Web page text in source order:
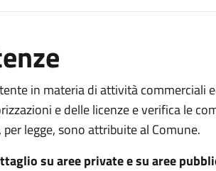
in materia di attività commerciali
e delle licenze e verifica le
legge, sono attribuite al Comune.
su aree private e su aree